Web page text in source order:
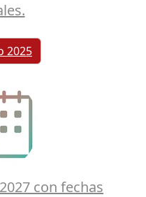
2025
con fechas